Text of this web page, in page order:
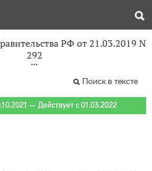
РФ от 21.03.2019 N
292
Поиск в тексте
— Действует с 01.03.2022